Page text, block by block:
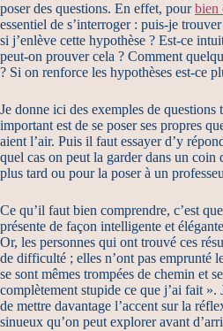
poser des questions. En effet, pourbien
essentiel de s’interroger : puis-je
si j’enlève cette hypothèse ? Est-ce
peut-on prouver cela ? Comment
? Si on renforce les hypothèses est-ce
Je donne ici des exemples de questions
important est de se poser ses propres
aient l’air. Puis il faut essayer d’y
quel cas on peut la garder dans un
plus tard ou pour la poser à un
Ce qu’il faut bien comprendre, c’est
présente de façon intelligente et
Or, les personnes qui ont trouvé ces
de difficulté ; elles n’ont pas emprunté
se sont mêmes trompées de chemin et
complètement stupide ce que j’ai fait ».
de mettre davantage l’accent sur la
sinueux qu’on peut explorer avant